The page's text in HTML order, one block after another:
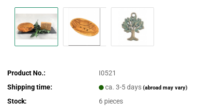
Product No.:
I0521
Shipping time:
ca. 3-5 days(abroad may vary)
Stock: 6 pieces